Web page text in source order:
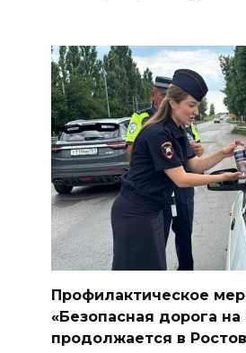
Профилактическое
«Безопасная дорога
продолжается в